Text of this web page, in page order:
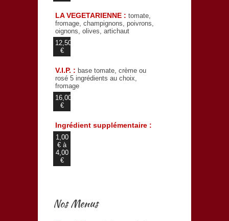
LA VEGETARIENNE : tomate,
fromage, champignons, poivrons,
oignons, olives, artichaut
12,50
€
V.I.P. : base tomate, crème ou
rosé 5 ingrédients au choix,
fromage
16,00
€
Ingrédient supplémentaire :
1,00
€ à
4,00
€
Nos Menus